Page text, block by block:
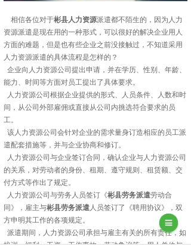
相信各位对于彬县人力资源派遣都不陌生的，因为人力
资源派遣是现在用的一种形式，可以很好的解决企业用人
方面的难题，但是也有些企业之前没接触过，不知道采用
人力资源派遣的具体流程是怎样的？
企业向人力资源公司提出申请，并在学历、性别、年龄、
能力、时间等方面对员工提出了具体要求。
人力资源公司根据企业提供的形式、人员条件、人数和时
间，从公司外部雇佣或直接从公司内挑选符合要求的员
工。
该人力资源公司会针对企业的需求量身订造相应的员工派
遣配套措施等，并与企业协商和修订。
人力资源公司与企业签订合同，确认企业与人力资源公司
的关系，对劳动者的身份、租期、遵守规则、租赁额、交
付方式等作出了规定。
人力资源公司与劳务人员签订《彬县劳务派遣劳动合
同》，雇主与彬县劳务派遣人员签订了《聘用协议》，双
方申明其工作的各项规定。
派遣期间，人力资源公司承担与雇主有关的所有责任，如
培训、福利、工资、工伤事故、劳动争议等。用人单位与